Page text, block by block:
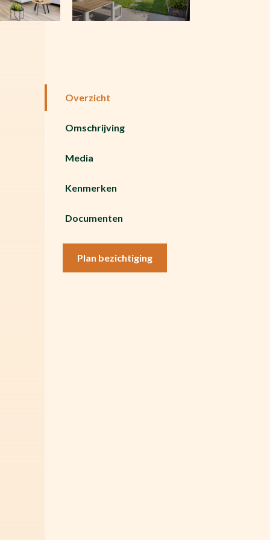
Overzicht
Omschrijving
Media
Kenmerken
Documenten
Plan bezichtiging